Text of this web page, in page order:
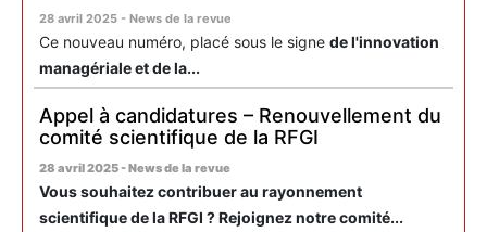
28 avril 2025 - News de la revue
Ce nouveau numéro, placé sous le signe de l'innovation
managériale et de la...
Appel à candidatures – Renouvellement du
comité scientifique de la RFGI
28 avril 2025 - News de la revue
Vous souhaitez contribuer au rayonnement
scientifique de la RFGI ? Rejoignez notre comité...